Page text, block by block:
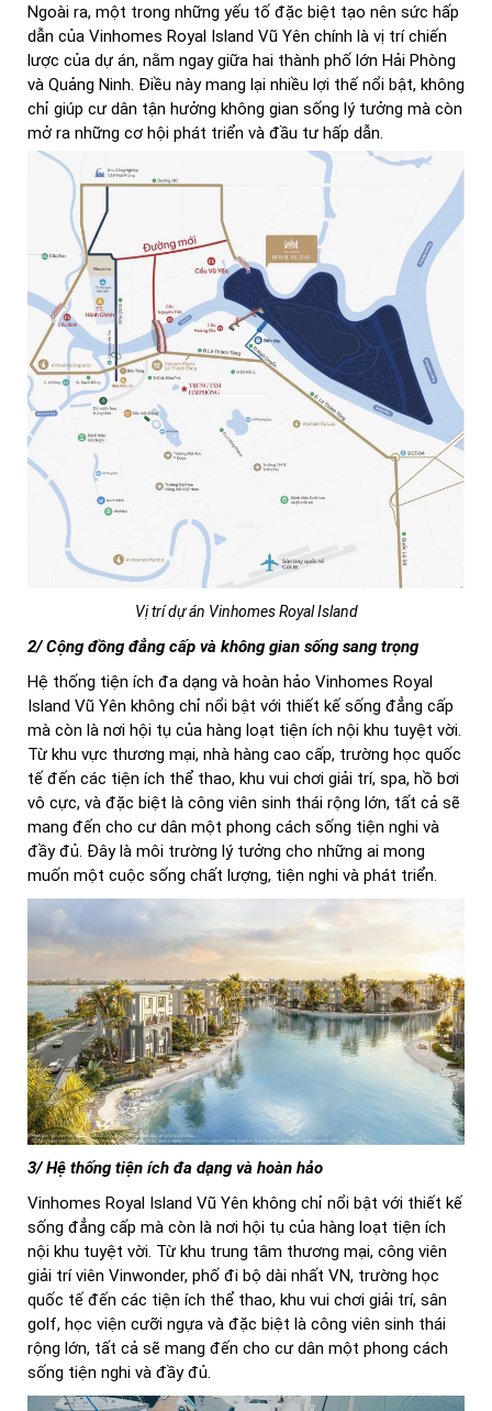
Ngoài ra, một trong những yếu tố đặc biệt tạo nên sức hấp
dẫn của Vinhomes Royal Island Vũ Yên chính là vị trí chiến
lược của dự án, nằm ngay giữa hai thành phố lớn Hải Phòng
và Quảng Ninh. Điều này mang lại nhiều lợi thế nổi bật, không
chỉ giúp cư dân tận hưởng không gian sống lý tưởng mà còn
mở ra những cơ hội phát triển và đầu tư hấp dẫn.
Vị trí dự án Vinhomes Royal Island
2/ Cộng đồng đẳng cấp và không gian sống sang trọng
Hệ thống tiện ích đa dạng và hoàn hảo Vinhomes Royal
Island Vũ Yên không chỉ nổi bật với thiết kế sống đẳng cấp
mà còn là nơi hội tụ của hàng loạt tiện ích nội khu tuyệt vời.
Từ khu vực thương mại, nhà hàng cao cấp, trường học quốc
tế đến các tiện ích thể thao, khu vui chơi giải trí, spa, hồ bơi
vô cực, và đặc biệt là công viên sinh thái rộng lớn, tất cả sẽ
mang đến cho cư dân một phong cách sống tiện nghi và
đầy đủ. Đây là môi trường lý tưởng cho những ai mong
muốn một cuộc sống chất lượng, tiện nghi và phát triển.
3/ Hệ thống tiện ích đa dạng và hoàn hảo
Vinhomes Royal Island Vũ Yên không chỉ nổi bật với thiết kế
sống đẳng cấp mà còn là nơi hội tụ của hàng loạt tiện ích
nội khu tuyệt vời. Từ khu trung tâm thương mại, công viên
giải trí viên Vinwonder, phố đi bộ dài nhất VN, trường học
quốc tế đến các tiện ích thể thao, khu vui chơi giải trí, sân
golf, học viện cưỡi ngựa và đặc biệt là công viên sinh thái
rộng lớn, tất cả sẽ mang đến cho cư dân một phong cách
sống tiện nghi và đầy đủ.